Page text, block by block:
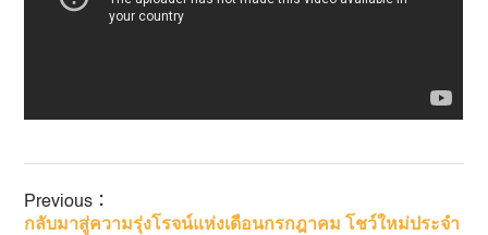
Previous：
กลับมาสู่ความรุ่งโรจน์แห่งเดือนกรกฎาคม โชว์ใหม่ประจำ